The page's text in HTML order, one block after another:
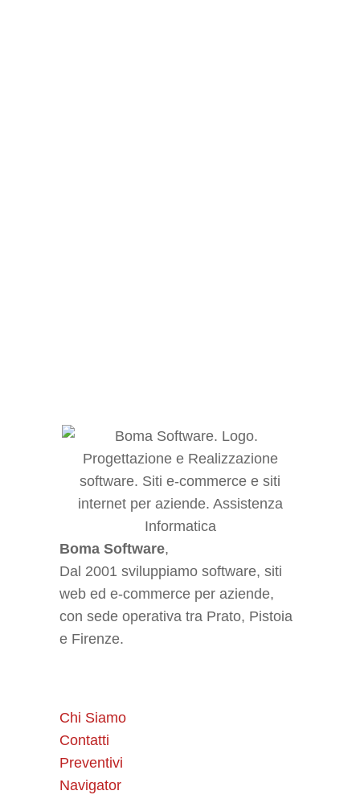
Boma Software,
Dal 2001 sviluppiamo software, siti
web ed e-commerce per aziende,
con sede operativa tra Prato, Pistoia
e Firenze.
Chi Siamo
Contatti
Preventivi
Navigator